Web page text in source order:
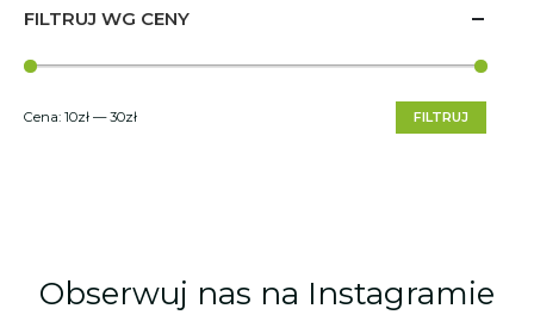
FILTRUJ WG CENY
FILTRUJ
Cena: 10zł —30zł
Obserwuj nas na Instagramie